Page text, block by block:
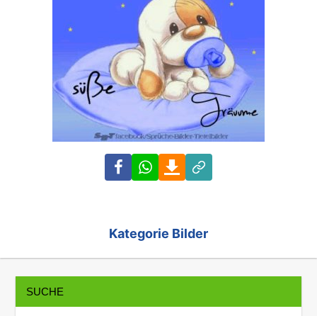
FacebookWhatsAppDownload
Link
Kategorie Bilder
SUCHE